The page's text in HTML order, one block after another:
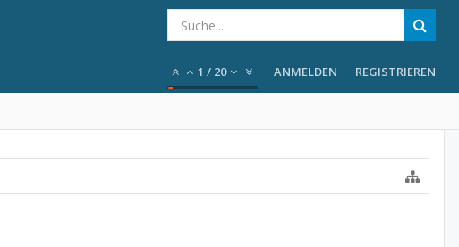
1 / 20 ANMELDEN REGISTRIEREN